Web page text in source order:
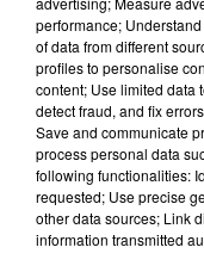
performance;
of data from different
profiles to personalise
content; Use limited data
detect fraud, and fix
Save and communicate
process personal data
following functionalities:
requested; Use precise
other data sources; Link
information transmitted